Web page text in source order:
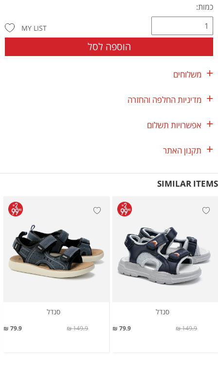
כמות:
הוספה לסל
MY LIST
משלוחים
מדיניות החלפה והחזרה
אפשרויות תשלום
תקנון האתר
SIMILAR ITEMS
סנדל
79.9 ₪ 149.9 ₪
סנדל
79.9 ₪ 149.9 ₪